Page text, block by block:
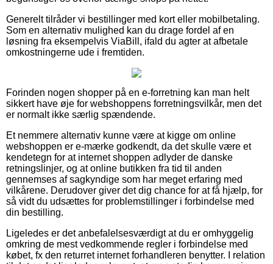
Generelt tilråder vi bestillinger med kort eller mobilbetaling.
Som en alternativ mulighed kan du drage fordel af en
løsning fra eksempelvis ViaBill, ifald du agter at afbetale
omkostningerne ude i fremtiden.
Forinden nogen shopper på en e-forretning kan man helt
sikkert have øje for webshoppens forretningsvilkår, men det
er normalt ikke særlig spændende.
Et nemmere alternativ kunne være at kigge om online
webshoppen er e-mærke godkendt, da det skulle være et
kendetegn for at internet shoppen adlyder de danske
retningslinjer, og at online butikken fra tid til anden
gennemses af sagkyndige som har meget erfaring med
vilkårene. Derudover giver det dig chance for at få hjælp, for
så vidt du udsættes for problemstillinger i forbindelse med
din bestilling.
Ligeledes er det anbefalelsesværdigt at du er omhyggelig
omkring de mest vedkommende regler i forbindelse med
købet, fx den returret internet forhandleren benytter. I relation